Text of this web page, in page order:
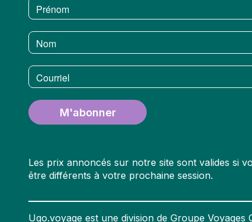
Prénom
Nom
Courriel
M'abonner
Les prix annoncés sur notre site sont valides si
être différents à votre prochaine session.
Ugo.voyage est une division de Groupe